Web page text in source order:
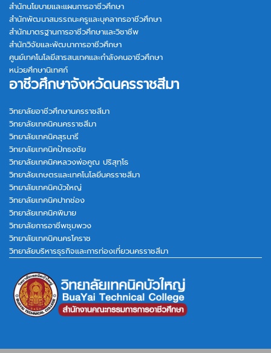
สำนักนโยบายและแผนการอาชีวศึกษา
สำนักพัฒนาสมรรถนะครูและบุคลากรอาชีวศึกษา
สำนักมาตรฐานการอาชีวศึกษาและวิชาชีพ
สำนักวิจัยและพัฒนาการอาชีวศึกษา
ศูนย์เทคโนโลยีสารสนเทศและกำลังคนอาชีวศึกษา
หน่วยศึกษานิเทศก์
อาชีวศึกษาจังหวัดนครราชสีมา
วิทยาลัยอาชีวศึกษานครราชสีมา
วิทยาลัยเทคนิคนครราชสีมา
วิทยาลัยเทคนิคสุรนารี
วิทยาลัยเทคนิคปักธงชัย
วิทยาลัยเทคนิคหลวงพ่อคูณ ปริสุทฺโธ
วิทยาลัยเกษตรและเทคโนโลยีนครราชสีมา
วิทยาลัยเทคนิคบัวใหญ่
วิทยาลัยเทคนิคปากช่อง
วิทยาลัยเทคนิคพิมาย
วิทยาลัยการอาชีพชุมพวง
วิทยาลัยเทคนิคนครโคราช
วิทยาลัยบริหารธุรกิจและการท่องเที่ยวนครราชสีมา